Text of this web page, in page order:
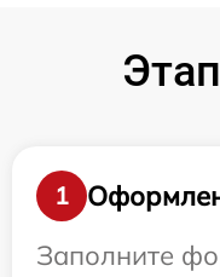
1
Заполните